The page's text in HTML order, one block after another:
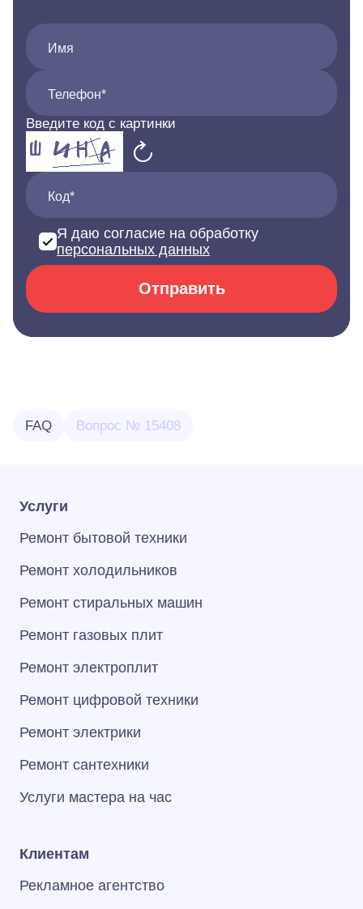
Имя
Телефон*
Введите код с картинки
Код*
Я даю согласие на обработку
персональных данных
Отправить
FAQ Вопрос № 15408
Услуги
Ремонт бытовой техники
Ремонт холодильников
Ремонт стиральных машин
Ремонт газовых плит
Ремонт электроплит
Ремонт цифровой техники
Ремонт электрики
Ремонт сантехники
Услуги мастера на час
Клиентам
Рекламное агентство